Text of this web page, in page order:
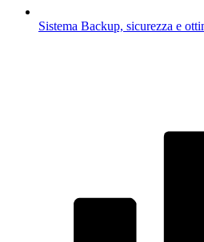
Sistema Backup, sicurezza e